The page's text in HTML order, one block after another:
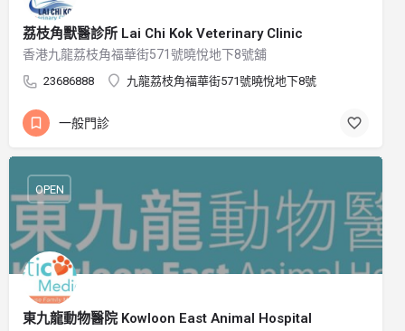
荔枝角獸醫診所 Lai Chi Kok Veterinary Clinic
香港九龍荔枝角福華街571號曉悅地下8號舖
23686888 九龍荔枝角福華街571號曉悅地下8號
一般門診
東九龍動物醫院 Kowloon East Animal Hospital
OPEN